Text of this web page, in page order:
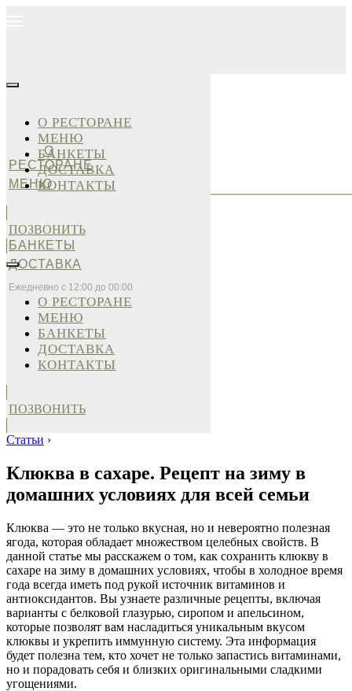
О
РЕСТОРАНЕ
МЕНЮ
БАНКЕТЫ
ДОСТАВКА
Ежедневно с 12:00 до 00:00
О РЕСТОРАНЕ
МЕНЮ
БАНКЕТЫ
ДОСТАВКА
КОНТАКТЫ
ПОЗВОНИТЬ
О РЕСТОРАНЕ
МЕНЮ
БАНКЕТЫ
ДОСТАВКА
КОНТАКТЫ
ПОЗВОНИТЬ
Статьи ›
Клюква в сахаре. Рецепт на зиму в
домашних условиях для всей семьи
Клюква — это не только вкусная, но и невероятно полезная
ягода, которая обладает множеством целебных свойств. В
данной статье мы расскажем о том, как сохранить клюкву в
сахаре на зиму в домашних условиях, чтобы в холодное время
года всегда иметь под рукой источник витаминов и
антиоксидантов. Вы узнаете различные рецепты, включая
варианты с белковой глазурью, сиропом и апельсином,
которые позволят вам насладиться уникальным вкусом
клюквы и укрепить иммунную систему. Эта информация
будет полезна тем, кто хочет не только запастись витаминами,
но и порадовать себя и близких оригинальными сладкими
угощениями.